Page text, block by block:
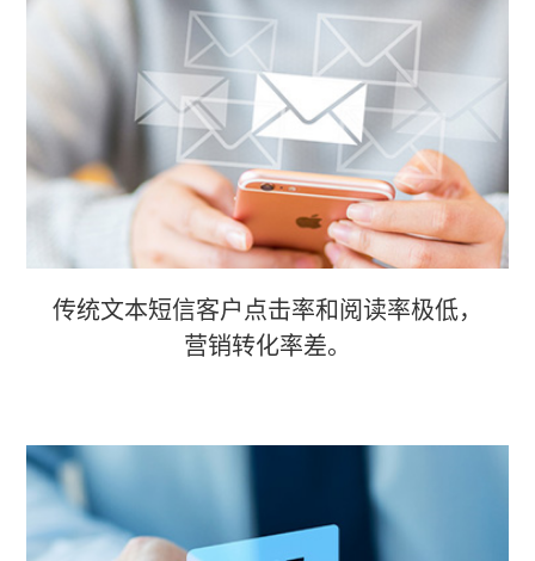
传统文本短信客户点击率和阅读率极低，
营销转化率差。